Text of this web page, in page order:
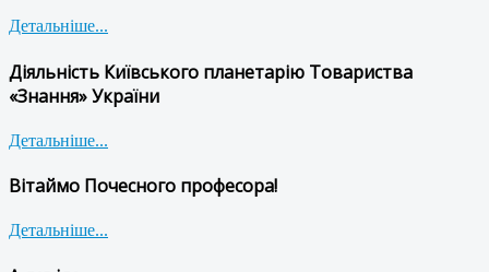
Детальніше...
Діяльність Київського планетарію Товариства
«Знання» України
Детальніше...
Вітаймо Почесного професора!
Детальніше...